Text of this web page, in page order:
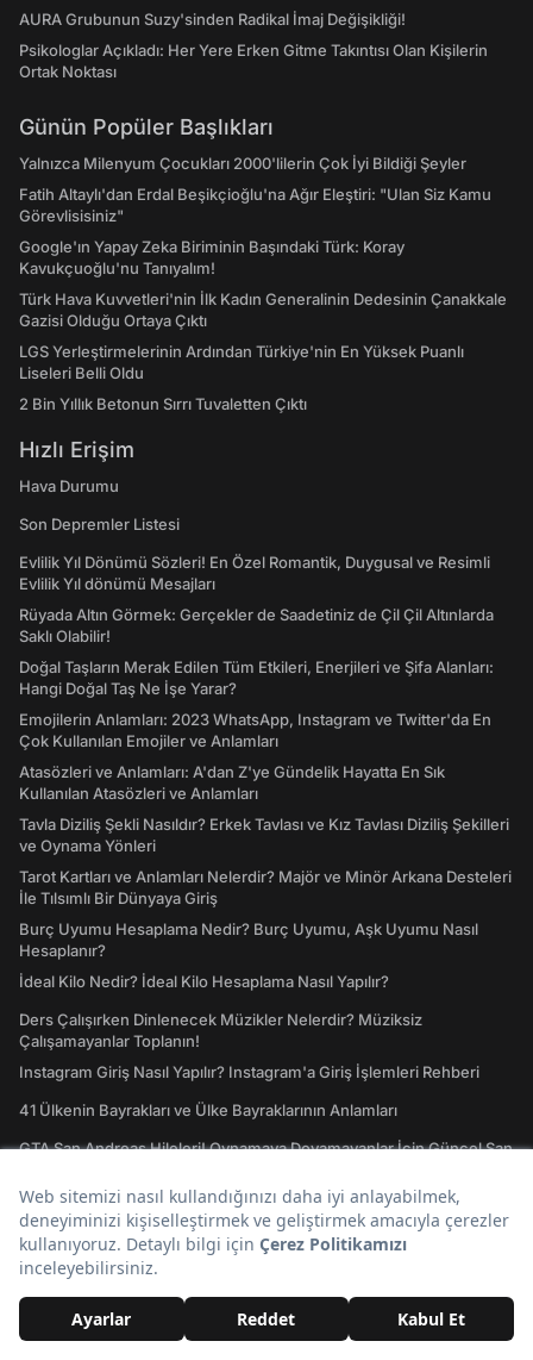
AURA Grubunun Suzy'sinden Radikal İmaj Değişikliği!
Psikologlar Açıkladı: Her Yere Erken Gitme Takıntısı Olan Kişilerin
Ortak Noktası
Günün Popüler Başlıkları
Yalnızca Milenyum Çocukları 2000'lilerin Çok İyi Bildiği Şeyler
Fatih Altaylı'dan Erdal Beşikçioğlu'na Ağır Eleştiri: "Ulan Siz Kamu
Görevlisisiniz"
Google'ın Yapay Zeka Biriminin Başındaki Türk: Koray
Kavukçuoğlu'nu Tanıyalım!
Türk Hava Kuvvetleri'nin İlk Kadın Generalinin Dedesinin Çanakkale
Gazisi Olduğu Ortaya Çıktı
LGS Yerleştirmelerinin Ardından Türkiye'nin En Yüksek Puanlı
Liseleri Belli Oldu
2 Bin Yıllık Betonun Sırrı Tuvaletten Çıktı
Hızlı Erişim
Hava Durumu
Son Depremler Listesi
Evlilik Yıl Dönümü Sözleri! En Özel Romantik, Duygusal ve Resimli
Evlilik Yıl dönümü Mesajları
Rüyada Altın Görmek: Gerçekler de Saadetiniz de Çil Çil Altınlarda
Saklı Olabilir!
Doğal Taşların Merak Edilen Tüm Etkileri, Enerjileri ve Şifa Alanları:
Hangi Doğal Taş Ne İşe Yarar?
Emojilerin Anlamları: 2023 WhatsApp, Instagram ve Twitter'da En
Çok Kullanılan Emojiler ve Anlamları
Atasözleri ve Anlamları: A'dan Z'ye Gündelik Hayatta En Sık
Kullanılan Atasözleri ve Anlamları
Tavla Diziliş Şekli Nasıldır? Erkek Tavlası ve Kız Tavlası Diziliş Şekilleri
ve Oynama Yönleri
Tarot Kartları ve Anlamları Nelerdir? Majör ve Minör Arkana Desteleri
İle Tılsımlı Bir Dünyaya Giriş
Burç Uyumu Hesaplama Nedir? Burç Uyumu, Aşk Uyumu Nasıl
Hesaplanır?
İdeal Kilo Nedir? İdeal Kilo Hesaplama Nasıl Yapılır?
Ders Çalışırken Dinlenecek Müzikler Nelerdir? Müziksiz
Çalışamayanlar Toplanın!
Instagram Giriş Nasıl Yapılır? Instagram'a Giriş İşlemleri Rehberi
41 Ülkenin Bayrakları ve Ülke Bayraklarının Anlamları
GTA San Andreas Hileleri! Oynamaya Doyamayanlar İçin Güncel San
IQ Testi: IQ'unuzun Kaç Olduğunu Merak Ettiniz mi?
Keşfet
Youtube
Günlük Burç Yorumları A101 Tiktok Son Dakika